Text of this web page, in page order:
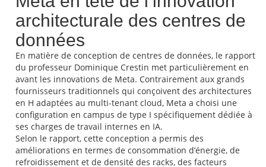
architecturale des centres de
données
En matière de conception de centres de données, le rapport
du professeur Dominique Crestin met particulièrement en
avant les innovations de Meta. Contrairement aux grands
fournisseurs traditionnels qui conçoivent des architectures
en H adaptées au multi-tenant cloud, Meta a choisi une
configuration en campus de type I spécifiquement dédiée à
ses charges de travail internes en IA.
Selon le rapport, cette conception a permis des
améliorations en termes de consommation d’énergie, de
refroidissement et de densité des racks, des facteurs